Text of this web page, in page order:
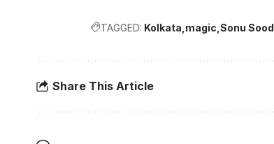
TAGGED: Kolkata magic Sonu Sood
Share This Article